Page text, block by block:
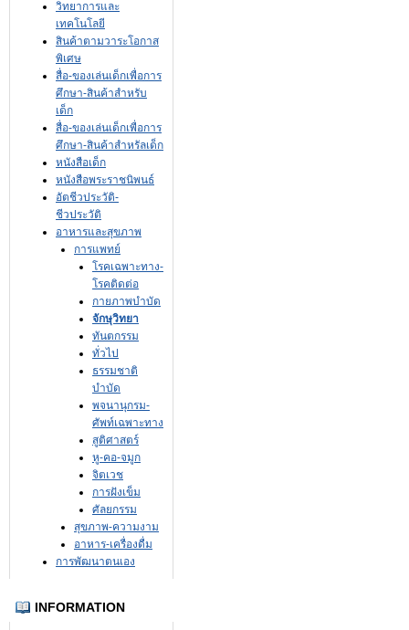
วิทยาการและ
เทคโนโลยี
สินค้าตามวาระโอกาส
พิเศษ
สื่อ-ของเล่นเด็กเพื่อการ
ศึกษา-สินค้าสำหรับ
เด็ก
สื่อ-ของเล่นเด็กเพื่อการ
ศึกษา-สินค้าสำหรัลเด็ก
หนังสือเด็ก
หนังสือพระราชนิพนธ์
อัตชีวประวัติ-
ชีวประวัติ
อาหารและสุขภาพ
การแพทย์
โรคเฉพาะทาง-
โรคติดต่อ
กายภาพบำบัด
จักษุวิทยา
ทันตกรรม
ทั่วไป
ธรรมชาติ
บำบัด
พจนานุกรม-
ศัพท์เฉพาะทาง
สูติศาสตร์
หู-คอ-จมูก
จิตเวช
การฝังเข็ม
ศัลยกรรม
สุขภาพ-ความงาม
อาหาร-เครื่องดื่ม
การพัฒนาตนเอง
INFORMATION